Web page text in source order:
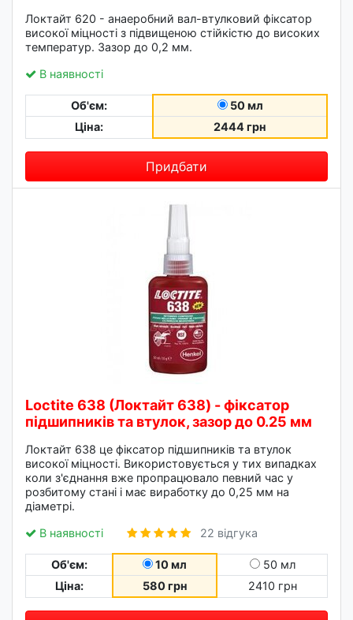
Локтайт 620 - анаеробний вал-втулковий фіксатор
високої міцності з підвищеною стійкістю до високих
температур. Зазор до 0,2 мм.
В наявності
Об'єм:
50 мл
Ціна:
2444 грн
Придбати
Loctite 638 (Локтайт 638) - фіксатор
підшипників та втулок, зазор до 0.25 мм
Локтайт 638 це фіксатор підшипників та втулок
високої міцності. Використовується у тих випадках
коли з'єднання вже пропрацювало певний час у
розбитому стані і має виработку до 0,25 мм на
діаметрі.
В наявності
22 відгука
Об'єм: 10 мл
50 мл
Ціна:
580 грн 2410 грн